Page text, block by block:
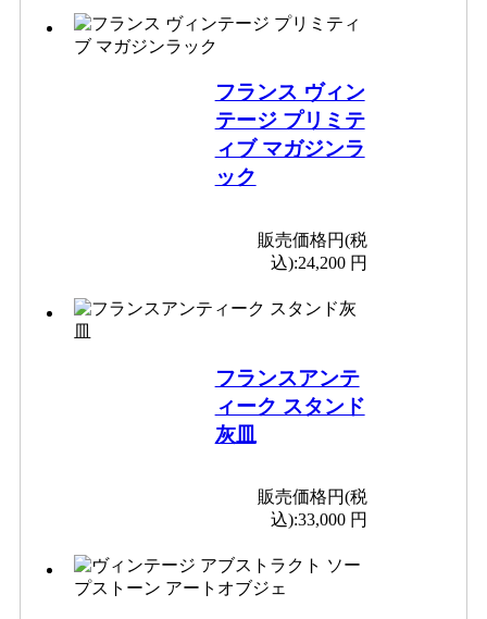
フランス ヴィン
テージ プリミテ
ィブ マガジンラ
ック
販売価格円(税
込):24,200 円
フランスアンテ
ィーク スタンド
灰皿
販売価格円(税
込):33,000 円